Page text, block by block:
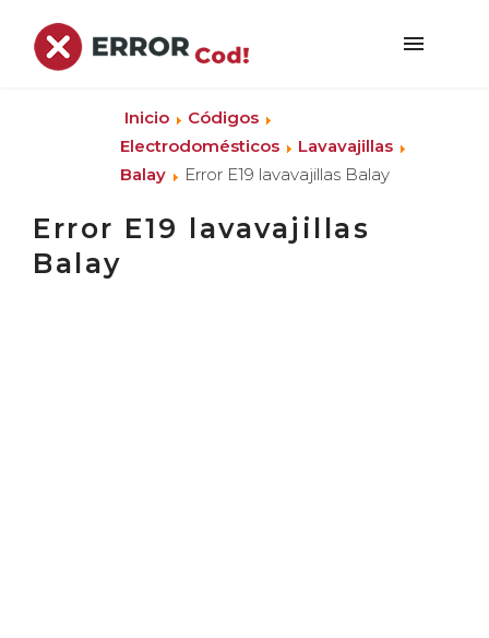
Inicio
Códigos
Electrodomésticos
Lavavajillas
Balay
Error E19 lavavajillas Balay
Error E19 lavavajillas
Balay